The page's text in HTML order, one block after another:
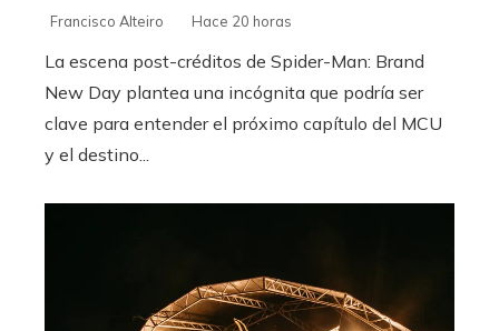
Francisco Alteiro Hace 20 horas
La escena post-créditos de Spider-Man: Brand
New Day plantea una incógnita que podría ser
clave para entender el próximo capítulo del MCU
y el destino...